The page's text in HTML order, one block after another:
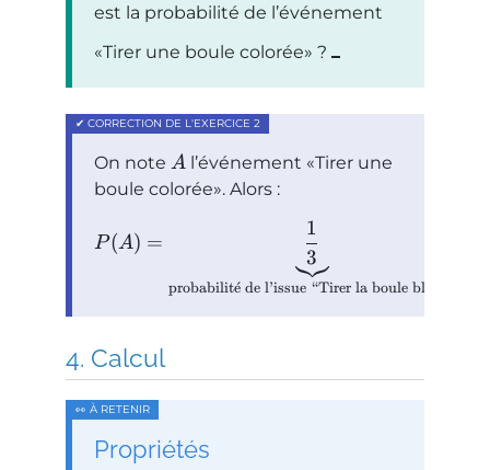
est la probabilité de l’événement
Tirer une boule colorée
?
On note A l’événement
Tirer une
boule colorée . Alors :
P(A) =
probabilite
ˊ de l’issue “Tirer la boule bleue”
3
1
Calcul
Propriétés